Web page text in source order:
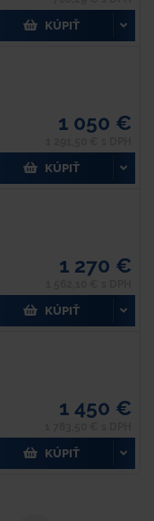
KÚPIŤ
1 050 €
KÚPIŤ
1 270 €
KÚPIŤ
1 450 €
KÚPIŤ